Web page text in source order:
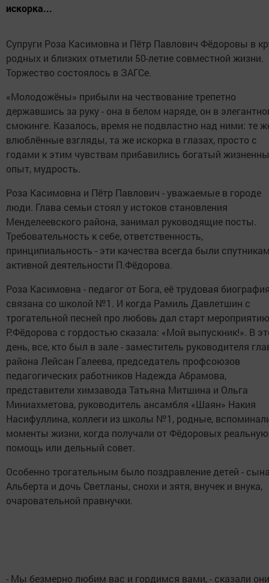
искорка...
Супруги Роза Касимовна и Пётр Павлович Фёдоровы в
родных и близких отметили 50-летие совместной жизни.
Торжество состоялось в ЗАГСе.
«Молодожёны» прибыли на чествование трепетно
державшись за руку - она в белом наряде, он в
смокинге. Казалось, время не подвластно над ними: те
влюблённые взгляды, та же искорка в глазах, просто с
годами к этим чувствам прибавились богатый
опыт, мудрость.
Роза Касимовна и Пётр Павлович - уважаемые в городе
люди. Глава семьи стоял у истоков становления
Менделеевского района, занимал руководящие посты.
Требовательность к себе, ответственность,
принципиальность - эти качества всегда были
активной деятельности П.Фёдорова.
Роза Касимовна - педагог от Бога, её трудовая
связана со школой №1. И когда Рамиль Давлетшин с
трогательной песней про любовь дал старт
Р.Фёдорова с гордостью сказала: «Мой выпускник!». В
день, все, кто был в зале - заместитель руководителя
района Лейсан Галеева, председатель профсоюзов
педагогических работников Надежда Абрамова,
представители химзавода Татьяна Митшина и Ольга
Миниахметова, руководитель ансамбля «Шаян» Накия
Насифуллина, коллеги из школы №1, родные,
моменты жизни, когда получали от Фёдоровых реальную
помощь или дельный совет.
Особенно трогательным было поздравление детей -
Альберта и дочь Светланы, снохи и зятя, внучек и внука,
очаровательной правнучки.
- Мы безмерно любим вас и гордимся вами, - сказали